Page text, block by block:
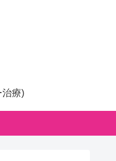
治療)